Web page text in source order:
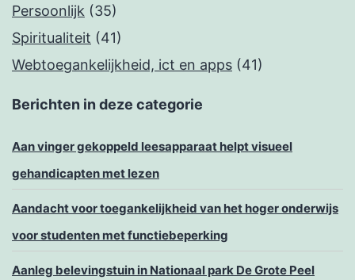
Persoonlijk (35)
Spiritualiteit (41)
Webtoegankelijkheid, ict en apps (41)
Berichten in deze categorie
Aan vinger gekoppeld leesapparaat helpt visueel
gehandicapten met lezen
Aandacht voor toegankelijkheid van het hoger onderwijs
voor studenten met functiebeperking
Aanleg belevingstuin in Nationaal park De Grote Peel